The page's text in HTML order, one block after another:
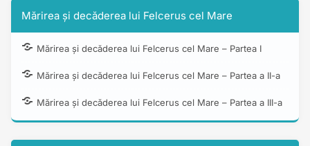
Mărirea și decăderea lui Felcerus cel Mare
Mărirea și decăderea lui Felcerus cel Mare – Partea I
Mărirea și decăderea lui Felcerus cel Mare – Partea a II-a
Mărirea și decăderea lui Felcerus cel Mare – Partea a III-a